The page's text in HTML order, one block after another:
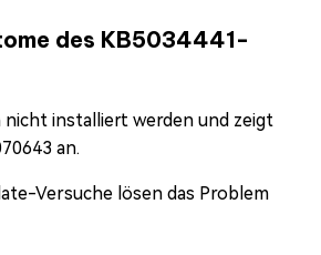
des KB5034441-
nicht installiert werden und zeigt
an.
Versuche lösen das Problem